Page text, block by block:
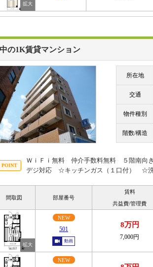
の1K賃貸マンション
所在地
交通
物件種別
階数/構造
ＷｉＦｉ無料 仲介手数料無料 ５階南向
デジ対応 ☆キッチンガス（１口付） ☆
間取図 部屋番号
賃料
共益費/管理費
NEW
501
動画
8万円
7,000円
NEW